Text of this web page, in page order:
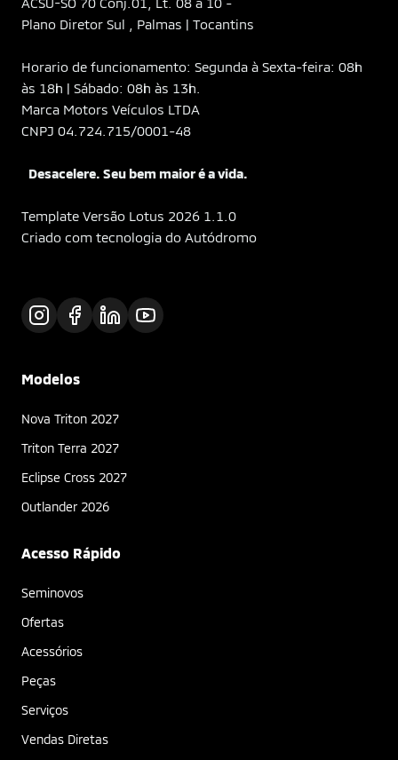
Plano Diretor Sul , Palmas | Tocantins
Horario de funcionamento: Segunda à Sexta-feira: 08h
às 18h | Sábado: 08h às 13h.
Marca Motors Veículos LTDA
CNPJ 04.724.715/0001-48
Desacelere. Seu bem maior é a vida.
Template Versão Lotus 2026 1.1.0
Criado com tecnologia do Autódromo
Modelos
Nova Triton 2027
Triton Terra 2027
Eclipse Cross 2027
Outlander 2026
Acesso Rápido
Seminovos
Ofertas
Acessórios
Peças
Serviços
Vendas Diretas